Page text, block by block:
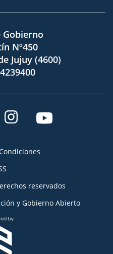
Gobierno
Nº450
Jujuy (4600)
reservados
y Gobierno Abierto